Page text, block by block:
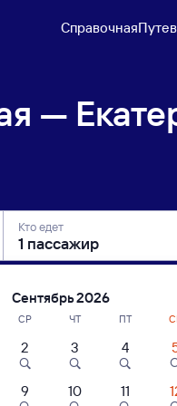
Справочная
—
Кто едет
Сентябрь 2026
СР ЧТ ПТ
2 3 4
9 10 11